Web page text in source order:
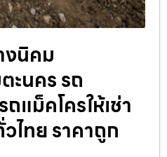
งนิคม
ะนคร รถ
แม็คโครให้เช่า
ไทย ราคาถูก